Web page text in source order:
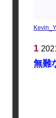
Kevin_Y
1
無難